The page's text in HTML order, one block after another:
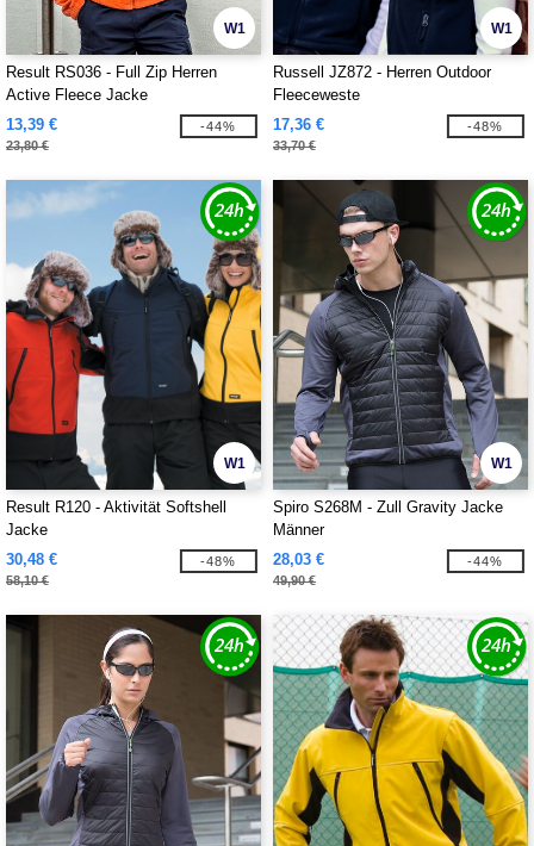
W1
Result RS036 - Full Zip Herren
Active Fleece Jacke
13,39 €
23,80 €
-44%
W1
Russell JZ872 - Herren Outdoor
Fleeceweste
17,36 €
33,70 €
-48%
W1
Result R120 - Aktivität Softshell
Jacke
30,48 €
58,10 €
-48%
W1
Spiro S268M - Zull Gravity Jacke
Männer
28,03 €
49,90 €
-44%